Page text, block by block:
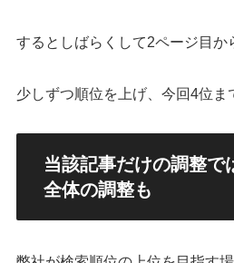
するとしばらくして2ページ目か
少しずつ順位を上げ、今回4位ま
当該記事だけの調整
全体の調整も